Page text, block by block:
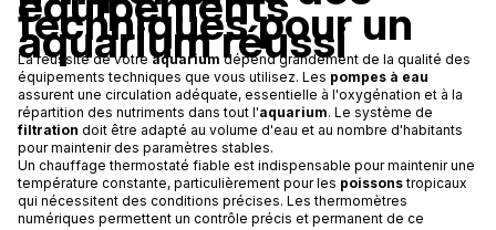
techniques pour un
aquarium réussi
La réussite de votreaquarium dépend grandement de la qualité des
équipements techniques que vous utilisez. Les pompes à eau
assurent une circulation adéquate, essentielle à l'oxygénation et à la
répartition des nutriments dans tout l'aquarium. Le système de
filtration doit être adapté au volume d'eau et au nombre d'habitants
pour maintenir des paramètres stables.
Un chauffage thermostaté fiable est indispensable pour maintenir une
température constante, particulièrement pour les poissonstropicaux
qui nécessitent des conditions précises. Les thermomètres
numériques permettent un contrôle précis et permanent de ce